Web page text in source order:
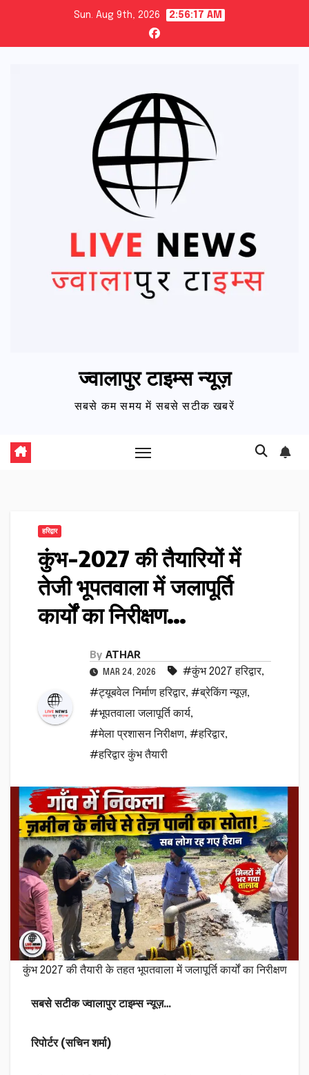
content
Sun. Aug 9th, 2026 2:56:18 AM
ज्वालापुर टाइम्स न्यूज़
सबसे कम समय में सबसे सटीक खबरें
हरिद्वार
कुंभ-2027 की तैयारियों में
तेजी भूपतवाला में जलापूर्ति
कार्यों का निरीक्षण…
By ATHAR
MAR 24, 2026 #कुंभ 2027 हरिद्वार,
#ट्यूबवेल निर्माण हरिद्वार, #ब्रेकिंग न्यूज़,
#भूपतवाला जलापूर्ति कार्य,
#मेला प्रशासन निरीक्षण, #हरिद्वार,
#हरिद्वार कुंभ तैयारी
कुंभ 2027 की तैयारी के तहत भूपतवाला में जलापूर्ति कार्यों का निरीक्षण
सबसे सटीक ज्वालापुर टाइम्स न्यूज़…
रिपोर्टर (सचिन शर्मा)